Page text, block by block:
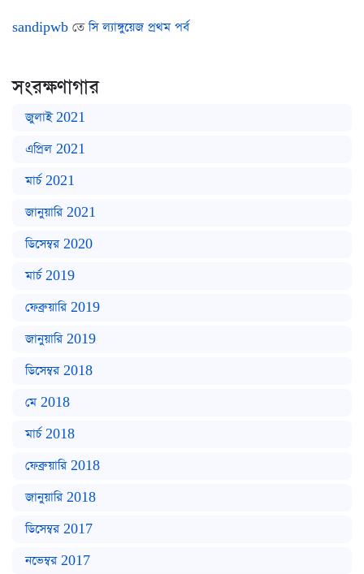
sandipwb তেসি ল্যাঙ্গুয়েজ প্রথম পর্ব
সংরক্ষণাগার
জুলাই 2021
এপ্রিল 2021
মার্চ 2021
জানুয়ারি 2021
ডিসেম্বর 2020
মার্চ 2019
ফেব্রুয়ারি 2019
জানুয়ারি 2019
ডিসেম্বর 2018
মে 2018
মার্চ 2018
ফেব্রুয়ারি 2018
জানুয়ারি 2018
ডিসেম্বর 2017
নভেম্বর 2017